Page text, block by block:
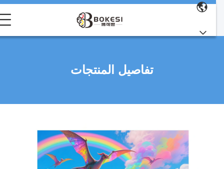
تفاصيل المنتجات